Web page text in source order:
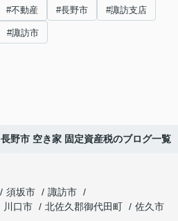
#不動産 #長野市 #諏訪支店
#諏訪市
長野市 空き家 固定資産税のブログ一覧
須坂市
諏訪市
川口市 北佐久郡御代田町
佐久市